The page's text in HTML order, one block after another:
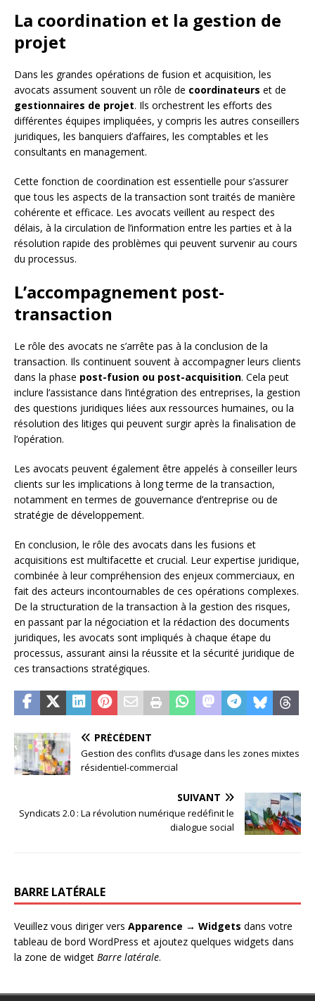
La coordination et la gestion de
projet
Dans les grandes opérations de fusion et acquisition, les
avocats assument souvent un rôle de coordinateurs et de
gestionnaires de projet. Ils orchestrent les efforts des
différentes équipes impliquées, y compris les autres conseillers
juridiques, les banquiers d’affaires, les comptables et les
consultants en management.
Cette fonction de coordination est essentielle pour s’assurer
que tous les aspects de la transaction sont traités de manière
cohérente et efficace. Les avocats veillent au respect des
délais, à la circulation de l’information entre les parties et à la
résolution rapide des problèmes qui peuvent survenir au cours
du processus.
L’accompagnement post-
transaction
Le rôle des avocats ne s’arrête pas à la conclusion de la
transaction. Ils continuent souvent à accompagner leurs clients
dans la phase post-fusion ou post-acquisition. Cela peut
inclure l’assistance dans l’intégration des entreprises, la gestion
des questions juridiques liées aux ressources humaines, ou la
résolution des litiges qui peuvent surgir après la finalisation de
l’opération.
Les avocats peuvent également être appelés à conseiller leurs
clients sur les implications à long terme de la transaction,
notamment en termes de gouvernance d’entreprise ou de
stratégie de développement.
En conclusion, le rôle des avocats dans les fusions et
acquisitions est multifacette et crucial. Leur expertise juridique,
combinée à leur compréhension des enjeux commerciaux, en
fait des acteurs incontournables de ces opérations complexes.
De la structuration de la transaction à la gestion des risques,
en passant par la négociation et la rédaction des documents
juridiques, les avocats sont impliqués à chaque étape du
processus, assurant ainsi la réussite et la sécurité juridique de
ces transactions stratégiques.
PRÉCÉDENT
Gestion des conflits d’usage dans les zones mixtes
résidentiel-commercial
SUIVANT
Syndicats 2.0 : La révolution numérique redéfinit le
dialogue social
BARRE LATÉRALE
Veuillez vous diriger vers Apparence → Widgets dans votre
tableau de bord WordPress et ajoutez quelques widgets dans
la zone de widget Barre latérale.